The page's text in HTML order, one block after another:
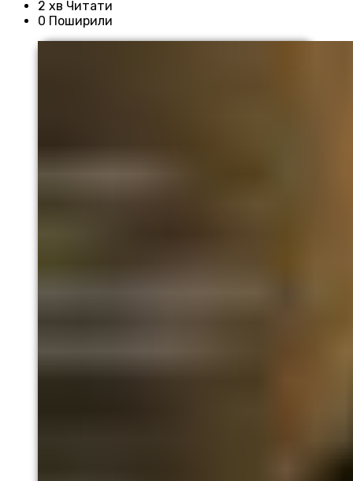
2 хв Читати
0 Поширили